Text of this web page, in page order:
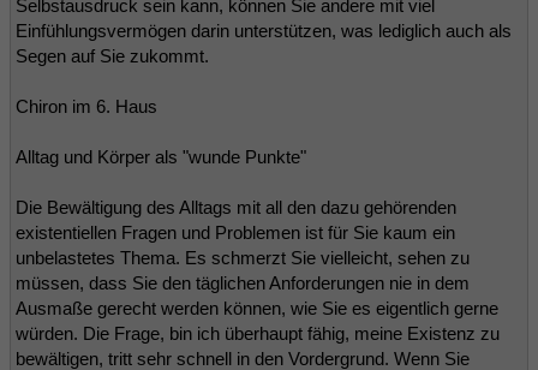
Selbstausdruck sein kann, können Sie andere mit viel
Einfühlungsvermögen darin unterstützen, was lediglich auch als
Segen auf Sie zukommt.
Chiron im 6. Haus
Alltag und Körper als "wunde Punkte"
Die Bewältigung des Alltags mit all den dazu gehörenden
existentiellen Fragen und Problemen ist für Sie kaum ein
unbelastetes Thema. Es schmerzt Sie vielleicht, sehen zu
müssen, dass Sie den täglichen Anforderungen nie in dem
Ausmaße gerecht werden können, wie Sie es eigentlich gerne
würden. Die Frage, bin ich überhaupt fähig, meine Existenz zu
bewältigen, tritt sehr schnell in den Vordergrund. Wenn Sie